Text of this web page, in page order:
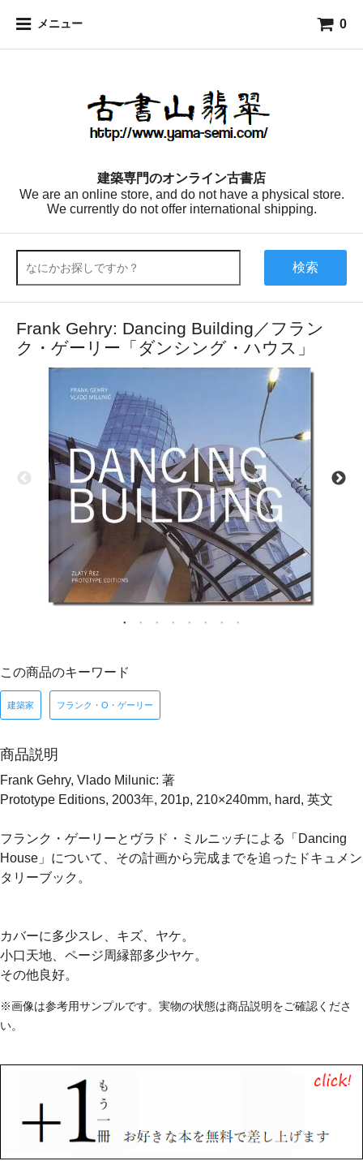
メニュー 0
建築専門のオンライン古書店
We are an online store, and do not have a physical store.
We currently do not offer international shipping.
検索
Frank Gehry: Dancing Building／フラン
ク・ゲーリー「ダンシング・ハウス」
この商品のキーワード
建築家 フランク・O・ゲーリー
商品説明
Frank Gehry, Vlado Milunic: 著
Prototype Editions, 2003年, 201p, 210×240mm, hard, 英文
フランク・ゲーリーとヴラド・ミルニッチによる「Dancing
House」について、その計画から完成までを追ったドキュメン
タリーブック。
カバーに多少スレ、キズ、ヤケ。
小口天地、ページ周縁部多少ヤケ。
その他良好。
※画像は参考用サンプルです。実物の状態は商品説明をご確認くださ
い。